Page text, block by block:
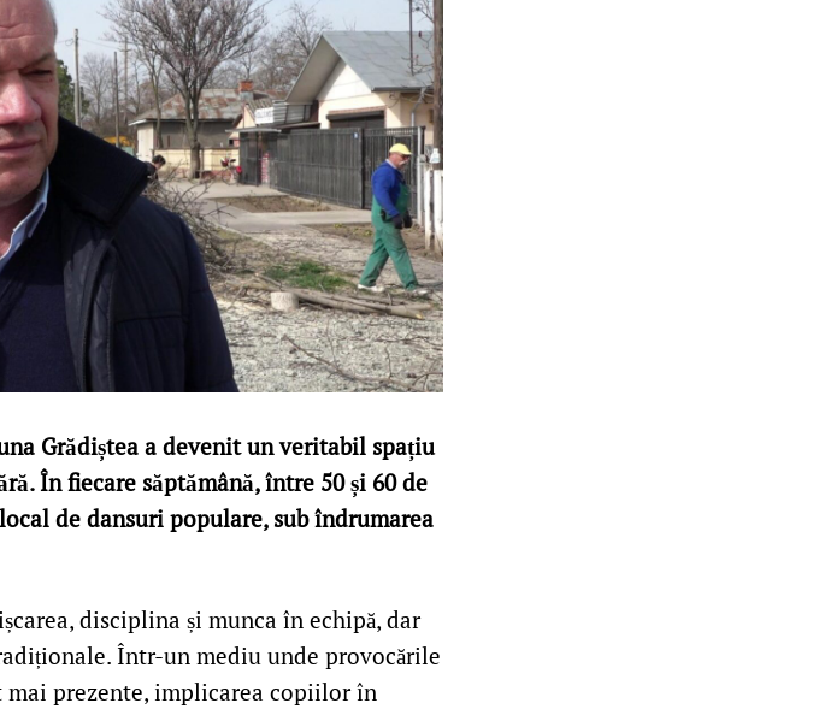
Grădiștea a devenit un veritabil spațiu
În fiecare săptămână, între 50 și 60 de
de dansuri populare, sub îndrumarea
disciplina și munca în echipă, dar
Într-un mediu unde provocările
prezente, implicarea copiilor în